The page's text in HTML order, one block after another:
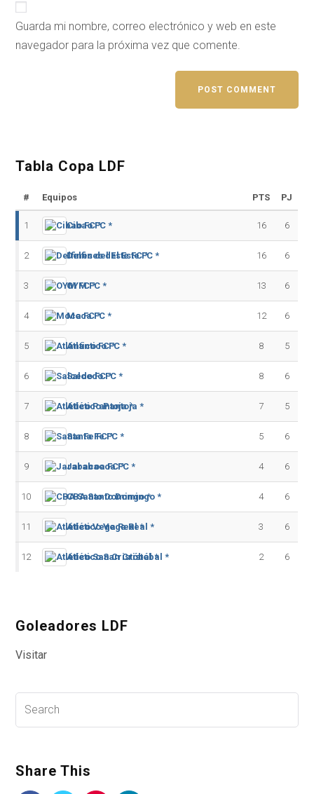
Guarda mi nombre, correo electrónico y web en este
navegador para la próxima vez que comente.
Tabla Copa LDF
# Equipos PTS PJ
1 Cibao FC * 16 6
2 Delfines del Este FC * 16 6
3 OYM FC * 13 6
4 Moca FC * 12 6
5 Atlántico FC * 8 5
6 Salcedo FC * 8 6
7 Atlético Pantoja * 7 5
8 Santa Fe FC * 5 6
9 Jarabacoa FC * 4 6
10 CBA Santo Domingo * 4 6
11 Atlético Vega Real * 3 6
12 Atlético San Cristóbal * 2 6
Goleadores LDF
Visitar
Share This